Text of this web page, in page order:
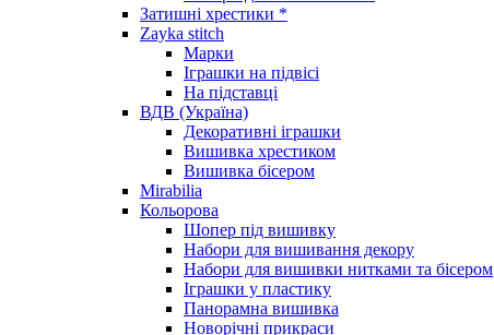
Затишні хрестики *
Zayka stitch
Марки
Іграшки на підвісі
На підставці
ВДВ (Україна)
Декоративні іграшки
Вишивка хрестиком
Вишивка бісером
Mirabilia
Кольорова
Шопер під вишивку
Набори для вишивання декору
Набори для вишивки нитками та бісером
Іграшки у пластику
Панорамна вишивка
Новорічні прикраси